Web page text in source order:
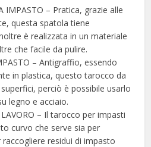
IMPASTO – Pratica, grazie alle
questa spatola tiene
è realizzata in un materiale
che facile da pulire.
– Antigraffio, essendo
in plastica, questo tarocco da
perciò è possibile usarlo
legno e acciaio.
– Il tarocco per impasti
curvo che serve sia per
raccogliere residui di impasto